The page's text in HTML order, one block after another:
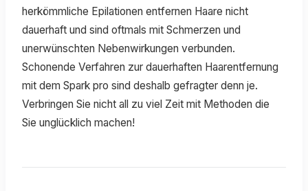
herkömmliche Epilationen entfernen Haare nicht
dauerhaft und sind oftmals mit Schmerzen und
unerwünschten Nebenwirkungen verbunden.
Schonende Verfahren zur dauerhaften Haarentfernung
mit dem Spark pro sind deshalb gefragter denn je.
Verbringen Sie nicht all zu viel Zeit mit Methoden die
Sie unglücklich machen!